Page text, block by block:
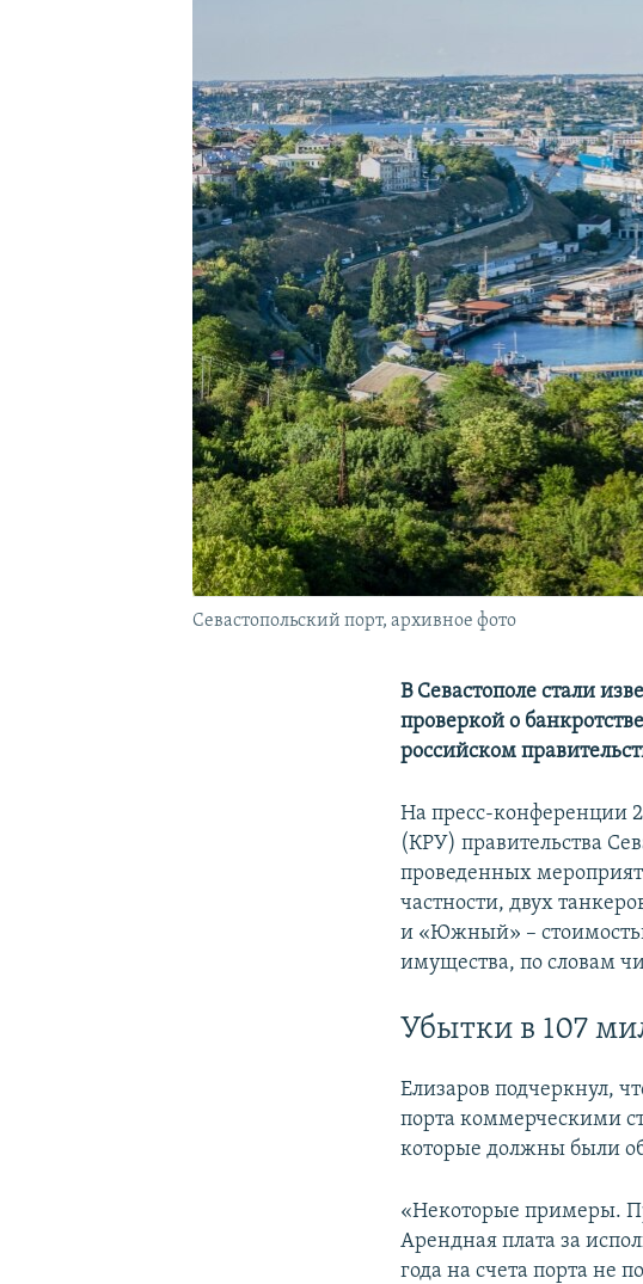
УКРАИНСКАЯ ПРОБЛЕМА КРЫМА
Севастопольский порт, архивное фото
В Севастополе стали
проверкой о
российском
На пресс-конференции
(КРУ) правительства
проведенных
частности, двух
и «Южный» –
имущества, по словам
Убытки в 107
Елизаров подчеркнул,
порта коммерческими
которые должны были
«Некоторые примеры.
Арендная плата за
года на счета порта не